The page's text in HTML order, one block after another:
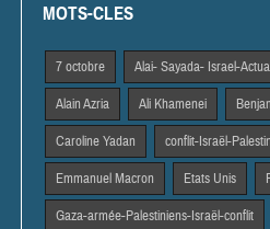
MOTS-CLES
7 octobre Alai- Sayada- Israel-
Alain Azria Ali Khamenei
Caroline Yadan conflit-Israël-
Emmanuel Macron Etats Unis
Gaza-armée-Palestiniens-Israël-conflit